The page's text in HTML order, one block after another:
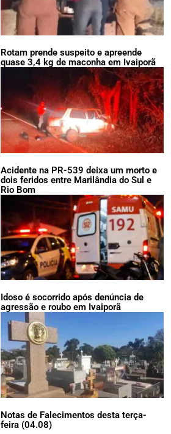
Rotam prende suspeito e apreende
quase 3,4 kg de maconha em Ivaiporã
Acidente na PR-539 deixa um morto e
dois feridos entre Marilândia do Sul e
Rio Bom
Idoso é socorrido após denúncia de
agressão e roubo em Ivaiporã
Notas de Falecimentos desta terça-
feira (04.08)